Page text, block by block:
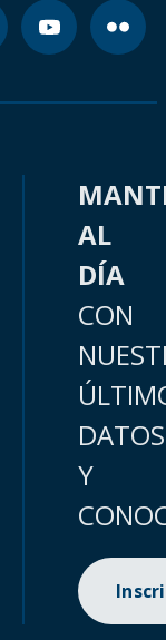
AL
DÍA
CON
DATOS
Y